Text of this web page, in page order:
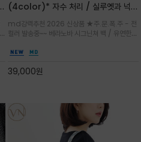
(4color)* 자수 처리 / 실루엣과 넉넉
셜 숄더백
md강력추천 2026 신상품 ★주.문.폭.주 - 전
컬러 발송중~~ 베라노바 시그닌쳐 백 / 유연한
설계로 어깨의 피로도를 낮춰 편안한 착용/가볍
리 숄더백
39,000원